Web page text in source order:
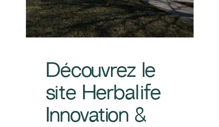
Découvrez le
site Herbalife
Innovation &